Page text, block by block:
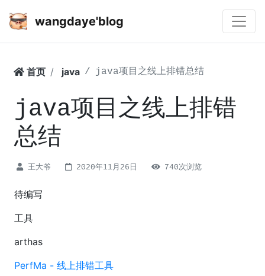
wangdaye'blog
首页 java java项目之线上排错总结
java项目之线上排错
总结
王大爷 2020年11月26日 740次浏览
待编写
工具
arthas
PerfMa - 线上排错工具